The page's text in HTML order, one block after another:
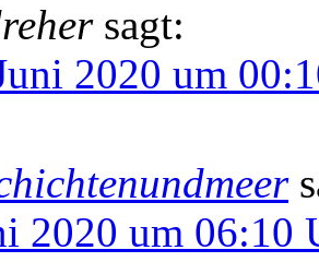
sagt:
2020 um
2020 um 06:10